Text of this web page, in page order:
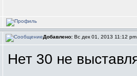
Добавлено: Вс дек 01, 2013 11:12
Нет 30 не